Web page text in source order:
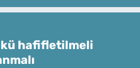
hafifletilmeli